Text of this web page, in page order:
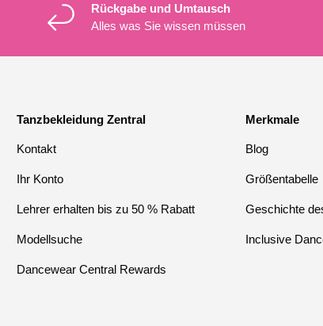
Rückgabe und Umtausch
Alles was Sie wissen müssen
Tanzbekleidung Zentral
Kontakt
Ihr Konto
Lehrer erhalten bis zu 50 % Rabatt
Modellsuche
Dancewear Central Rewards
Merkmale
Blog
Größentabelle
Geschichte
Inclusive